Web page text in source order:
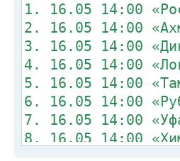
1. 16.05 14:00
2. 16.05 14:00
3. 16.05 14:00
4. 16.05 14:00
5. 16.05 14:00
6. 16.05 14:00
7. 16.05 14:00
8. 16.05 14:00